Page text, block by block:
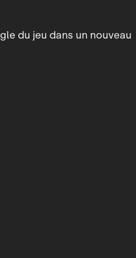
du jeu dans un nouveau